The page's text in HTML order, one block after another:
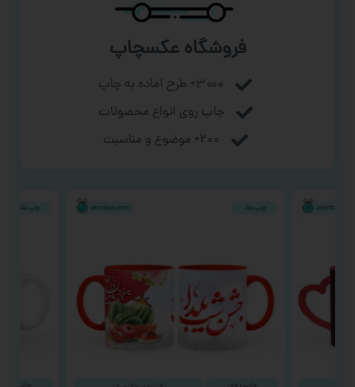
فروشگاه عکسچاپ
۳۰۰۰+ طرح آماده به چاپ
چاپ روی انواع محصولات
۲۰۰+ موضوع و مناسبت